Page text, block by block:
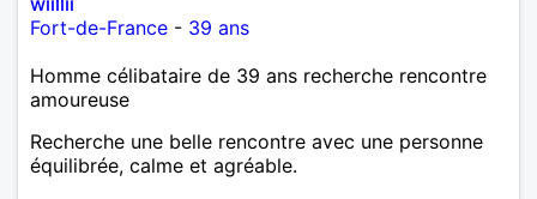
Fort-de-France - 39 ans
Homme célibataire de 39 ans recherche rencontre
amoureuse
Recherche une belle rencontre avec une personne
équilibrée, calme et agréable.